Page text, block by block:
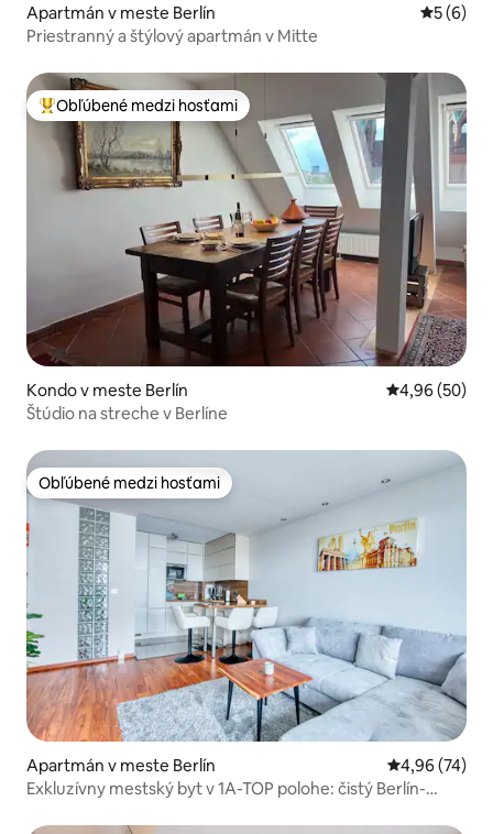
Apartmán v meste Berlín
5 (6)
Priestranný a štýlový apartmán v Mitte
Najobľúbenejšie medzi hosťami
Obľúbené medzi hosťami
Kondo v meste Berlín Priemerné
4,96 (50)
Štúdio na streche v Berlíne
Obľúbené medzi hosťami
Obľúbené medzi hosťami
Apartmán v meste Berlín Priemerné
4,96 (74)
Exkluzívny mestský byt v 1A-TOP polohe: čistý Berlín-